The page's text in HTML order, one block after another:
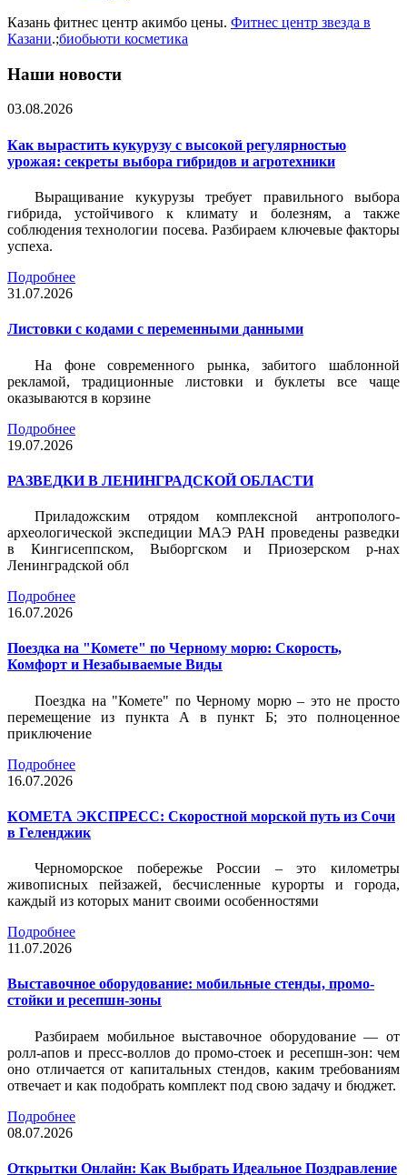
Казань фитнес центр акимбо цены. Фитнес центр звезда в
Казани.;биобьюти косметика
Наши новости
03.08.2026
Как вырастить кукурузу с высокой регулярностью
урожая: секреты выбора гибридов и агротехники
Выращивание кукурузы требует правильного выбора
гибрида, устойчивого к климату и болезням, а также
соблюдения технологии посева. Разбираем ключевые факторы
успеха.
Подробнее
31.07.2026
Листовки c кодами с переменными данными
На фоне современного рынка, забитого шаблонной
рекламой, традиционные листовки и буклеты все чаще
оказываются в корзине
Подробнее
19.07.2026
РАЗВЕДКИ В ЛЕНИНГРАДСКОЙ ОБЛАСТИ
Приладожским отрядом комплексной антрополого-
археологической экспедиции МАЭ РАН проведены разведки
в Кингисеппском, Выборгском и Приозерском р-нах
Ленинградской обл
Подробнее
16.07.2026
Поездка на "Комете" по Черному морю: Скорость,
Комфорт и Незабываемые Виды
Поездка на "Комете" по Черному морю – это не просто
перемещение из пункта А в пункт Б; это полноценное
приключение
Подробнее
16.07.2026
КОМЕТА ЭКСПРЕСС: Скоростной морской путь из Сочи
в Геленджик
Черноморское побережье России – это километры
живописных пейзажей, бесчисленные курорты и города,
каждый из которых манит своими особенностями
Подробнее
11.07.2026
Выставочное оборудование: мобильные стенды, промо-
стойки и ресепшн-зоны
Разбираем мобильное выставочное оборудование — от
ролл-апов и пресс-воллов до промо-стоек и ресепшн-зон: чем
оно отличается от капитальных стендов, каким требованиям
отвечает и как подобрать комплект под свою задачу и бюджет.
Подробнее
08.07.2026
Открытки Онлайн: Как Выбрать Идеальное Поздравление